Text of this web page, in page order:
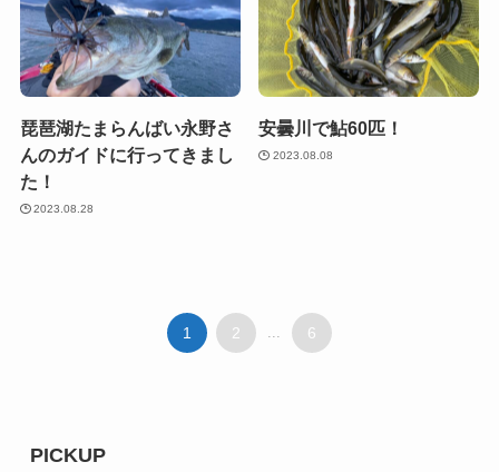
琵琶湖たまらんばい永野さ
んのガイドに行ってきまし
た！
2023.08.28
安曇川で鮎60匹！
2023.08.08
1 2 ... 6
PICKUP